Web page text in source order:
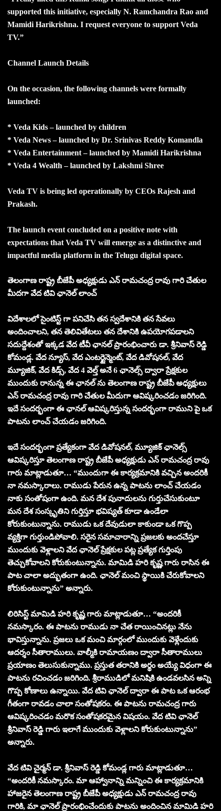
supported this initiative, especially N. Ramchandra Rao and
Mamidi Harikrishna. I request everyone to support Veda
TV.”
Channel Launch Details
On the occasion, the following channels were formally
launched:
* Veda Kids – launched by children
* Veda News – launched by Dr. Srinivas Reddy Komandla
* Veda Entertainment – launched by Mamidi Harikrishna
* Veda 4 Wealth – launched by Lakshmi Shree
Veda TV is being led operationally by CEOs Rajesh and
Prakash.
The launch event concluded on a positive note with
expectations that Veda TV will emerge as a distinctive and
impactful media platform in the Telugu digital space.
తెలంగాణ రాష్ట్ర బీజేపీ అధ్యక్షుడు ఎన్ రామచంద్ర రావు గారి చేతుల
మీదగా వేద టివి ఛానెల్ లాంచ్
విదేశాలలో సైంటిస్ట్ గా పనిచేసి తన స్వదేశానికి తన సేవలు
అందించాలని, తన తెలివితేటలు తన దేశానికి ఉపయోగపడాలని
సదుద్దేశంతో ఇక్కడ వేద టీవీ ఛానల్ ప్రారంభించారు డా. శ్రీనివాస్ రెడ్డి
కోమండ్ల. వేద న్యూస్, వేద ఎంటర్టైన్మెంట్, వేద డివోషనల్, వేద
మ్యూజిక్, వేద కిడ్స్, వేద 4 వెల్త్ అనే 6 ఛానెల్స్ ద్వారా ప్రేక్షకుల
ముందుకు రానున్న ఈ ఛానల్ ను తెలంగాణ రాష్ట్ర బీజేపీ అధ్యక్షులు
ఎన్ రామచంద్ర రావు గారి చేతుల మీదుగా ఆవిష్కరించడం జరిగింది.
ఇదే సందర్భంగా ఈ ఛానల్ ఆవిష్కరిస్తున్న సందర్భంగా రాముని పై ఒక
పాటను లాంచ్ చేయడం జరిగింది.
ఇదే సందర్భంగా ప్రత్యేకంగా వేద డివోషనల్, మ్యూజిక్ ఛానెల్స్
ఆవిష్కరిస్తూ తెలంగాణ రాష్ట్ర బీజేపీ అధ్యక్షుడు ఎన్ రామచంద్ర రావు
గారు మాట్లాడుతూ… “ముందుగా ఈ కార్యక్రమానికి వచ్చిన అందరికీ
నా నమస్కారాలు. రాముడు పేరున ఉన్న పాటను లాంచ్ చేయడం
నాకు సంతోషంగా ఉంది. మన దేశ పునాదులను గుర్తుచేసుకుంటూ
మన దేశ సంస్కృతిని గుర్తిస్తూ భవిష్యత్ కూడా ఉండేలా
కోరుకుంటున్నాను. రాముడు ఒక దేవుడులా కాకుండా ఒక గొప్ప
వ్యక్తిగా గుర్తుండిపోవాలి. సరైన సమాచారాన్ని ప్రజలకు అందచేస్తూ
ముందుకు వెళ్లాలని వేద ఛానెల్ ప్రేక్షకుల పట్ల ప్రత్యేక గుర్తింపు
తెచ్చుకోవాలని కోరుకుంటున్నాను. మామిడి హరి కృష్ణ గారు రాసిన ఈ
పాట చాలా అద్భుతంగా ఉంది. ఛానెల్ మంచి స్థాయికి చేరుకోవాలని
కోరుకుంటున్నాను” అన్నారు.
లిరిసిస్ట్ మామిడి హరి కృష్ణ గారు మాట్లాడుతూ… “అందరికీ
నమస్కారం. ఈ పాటను రాముడు నా చేత రాయించినట్లు నేను
భావిస్తున్నాను. ప్రజలు ఒక మంచి మార్గంలో ముందుకు వెళ్లేందుకు
ఆదర్శం సీతారాములు. వాల్మీకి రామాయణం ద్వారా సీతారాములు
ప్రయాణం తెలుసుకున్నాము. ప్రస్తుత తరానికి అర్థం అయ్యే విధంగా ఈ
పాటను రచించడం జరిగింది. శ్రీరాముడిలో మనిషికి ఉండవలసిన అన్ని
గొప్ప కోణాలు ఉన్నాయి. వేద టివి ఛానెల్ ద్వారా ఈ పాట ఒక ఆరంభ
గీతంగా రావడం చాలా సంతోషకరం. ఈ పాటను రామచంద్ర గారు
ఆవిష్కరించడం మరొక సంతోషకరమైన విషయం. వేద టివి ఛానెల్
శ్రీనివాస్ రెడ్డి గారు ఇలాగే ముందుకు వెళ్లాలని కోరుకుంటున్నాను”
అన్నారు.
వేద టివి చైర్మన్ డా. శ్రీనివాస్ రెడ్డి కోమండ్ల గారు మాట్లాడుతూ…
“అందరికీ నమస్కారం. మా ఆహ్వానాన్ని మన్నించి ఈ కార్యక్రమానికి
హాజరైన తెలంగాణ రాష్ట్ర బీజేపీ అధ్యక్షుడు ఎన్ రామచంద్ర రావు
గారికి, మా ఛానెల్ ప్రారంభించేందుకు పాటను అందించిన మామిడి హరి